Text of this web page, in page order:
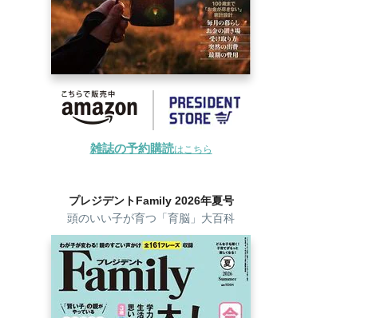
雑誌の予約購読はこちら
プレジデントFamily 2026年夏号
頭のいい子が育つ「育脳」大百科